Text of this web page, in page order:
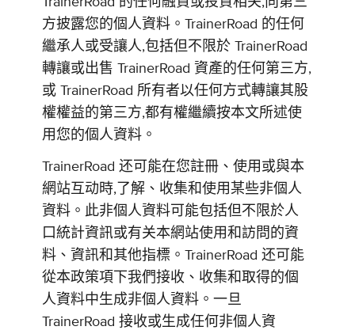
方披露您的個人資料。TrainerRoad 的任何
繼承人或受讓人,包括但不限於 TrainerRoad
轉讓或出售 TrainerRoad 資產的任何第三方,
或 TrainerRoad 所有者以任何方式轉讓其股
權權益的第三方,都有權繼續按本文所述使
用您的個人資料。
TrainerRoad 还可能在您註冊、使用或與本
網站互动時,了解、收集和使用某些非個人
資料。此非個人資料可能包括但不限於人
口統計資訊或有关本網站使用和訪問的資
料、資訊和其他指標。TrainerRoad 还可能
從本政策項下我們接收、收集和取得的個
人資料中生成非個人資料。一旦
TrainerRoad 接收或生成任何非個人資